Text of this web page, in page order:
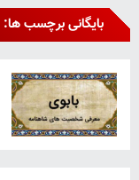
بایگانی برچسب ها: